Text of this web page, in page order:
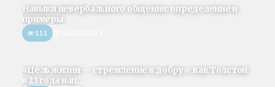
Навыки невербального общения: определение и
примеры
111
«Цель жизни — стремление к добру»: как Толстой
в 23 года нап...